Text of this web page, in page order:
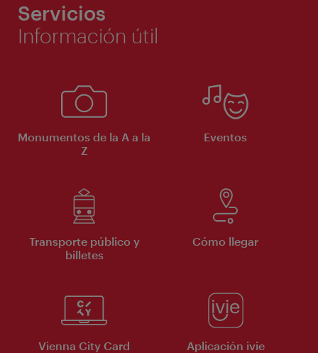
Servicios
Información útil
Monumentos de la A a la
Z
Eventos
Transporte público y
billetes
Cómo llegar
Vienna City Card Aplicación ivie